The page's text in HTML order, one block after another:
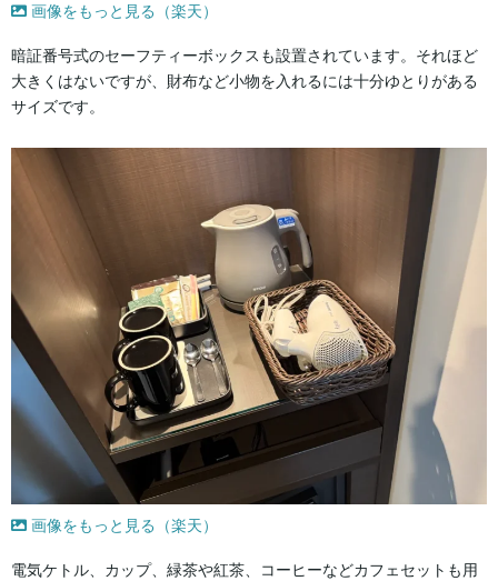
画像をもっと見る（楽天）
暗証番号式のセーフティーボックスも設置されています。それほど
大きくはないですが、財布など小物を入れるには十分ゆとりがある
サイズです。
画像をもっと見る（楽天）
電気ケトル、カップ、緑茶や紅茶、コーヒーなどカフェセットも用